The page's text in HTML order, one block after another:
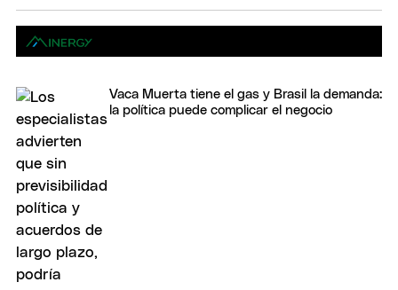
Vaca Muerta tiene el gas y Brasil la demanda:
la política puede complicar el negocio